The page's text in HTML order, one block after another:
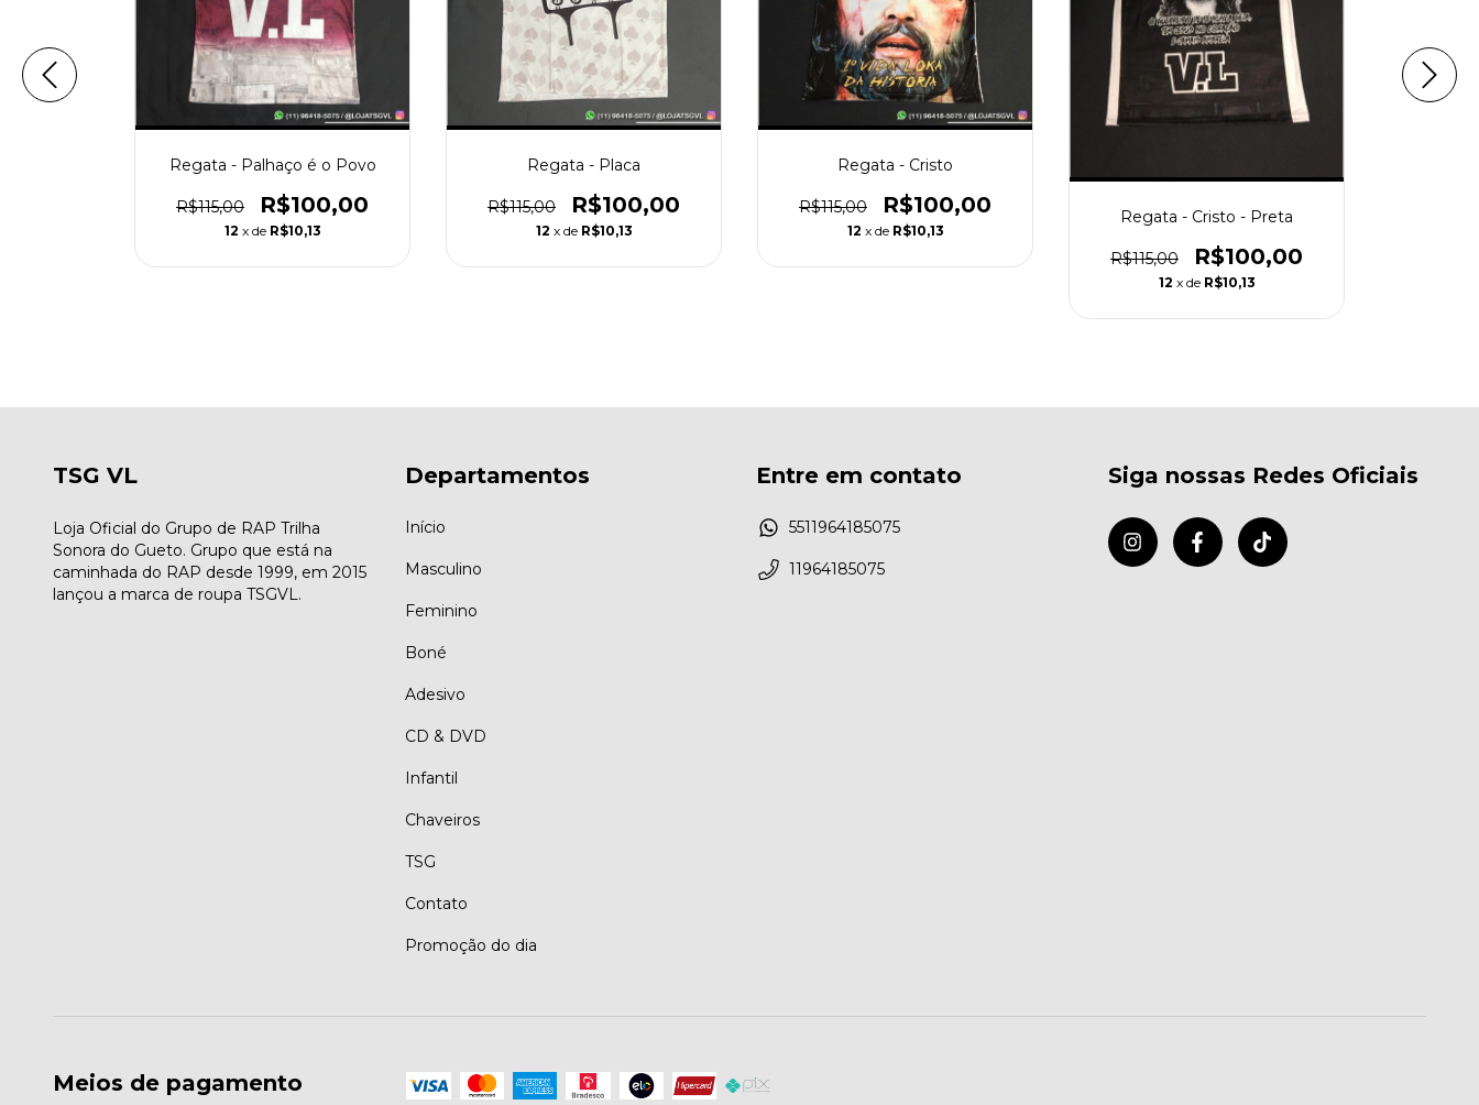
Regata - Palhaço é o Povo
R$115,00 R$100,00
12 x de R$10,13
Regata - Placa
R$115,00 R$100,00
12 x de R$10,13
Regata - Cristo
R$115,00 R$100,00
12 x de R$10,13
Regata - Cristo - Preta
R$115,00 R$100,00
12 x de R$10,13
TSG VL
Loja Oficial do Grupo de RAP Trilha
Sonora do Gueto. Grupo que está na
caminhada do RAP desde 1999, em 2015
lançou a marca de roupa TSGVL.
Departamentos
Início
Masculino
Feminino
Boné
Adesivo
CD & DVD
Infantil
Chaveiros
TSG
Contato
Promoção do dia
Entre em contato
5511964185075
11964185075
Siga nossas Redes Oficiais
Meios de pagamento